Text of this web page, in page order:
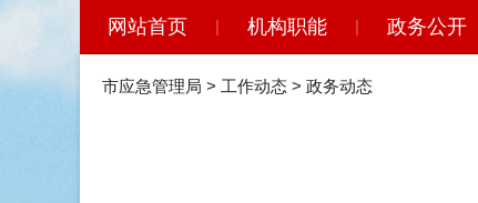
网站首页 | 机构职能 | 政务公开
市应急管理局 > 工作动态 > 政务动态